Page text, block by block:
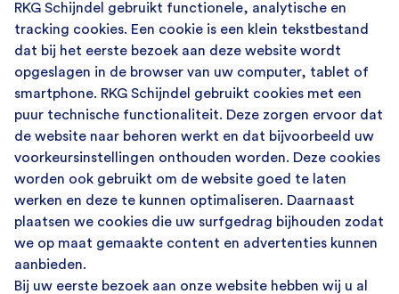
RKG Schijndel gebruikt functionele, analytische en
tracking cookies. Een cookie is een klein tekstbestand
dat bij het eerste bezoek aan deze website wordt
opgeslagen in de browser van uw computer, tablet of
smartphone. RKG Schijndel gebruikt cookies met een
puur technische functionaliteit. Deze zorgen ervoor dat
de website naar behoren werkt en dat bijvoorbeeld uw
voorkeursinstellingen onthouden worden. Deze cookies
worden ook gebruikt om de website goed te laten
werken en deze te kunnen optimaliseren. Daarnaast
plaatsen we cookies die uw surfgedrag bijhouden zodat
we op maat gemaakte content en advertenties kunnen
aanbieden.
Bij uw eerste bezoek aan onze website hebben wij u al